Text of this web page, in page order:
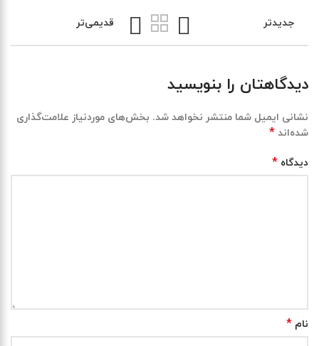
جدیدتر قدیمی‌تر
دیدگاهتان را بنویسید
نشانی ایمیل شما منتشر نخواهد شد. بخش‌های موردنیاز علامت‌گذاری
شده‌اند *
دیدگاه *
نام *